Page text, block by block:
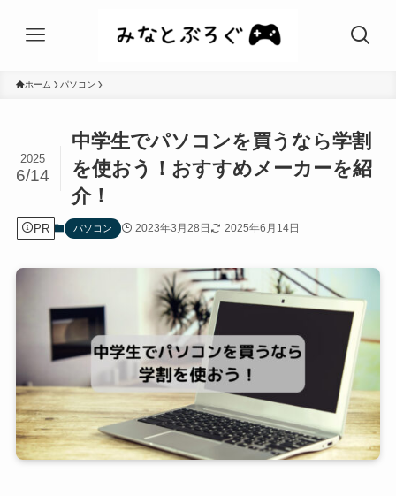
ホーム パソコン
中学生でパソコンを買うなら学割
を使おう！おすすめメーカーを紹
介！
2025
6/14
PR パソコン 2023年3月28日 2025年6月14日